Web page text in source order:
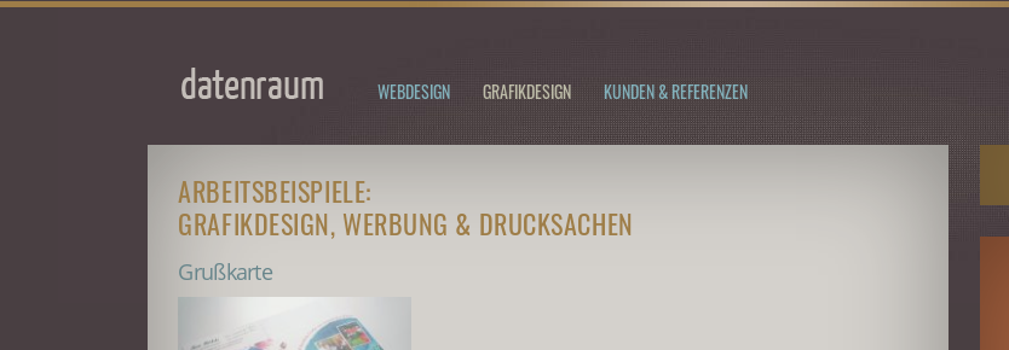
WEBDESIGN GRAFIKDESIGN KUNDEN & REFERENZEN
ARBEITSBEISPIELE:
GRAFIKDESIGN, WERBUNG & DRUCKSACHEN
Grußkarte